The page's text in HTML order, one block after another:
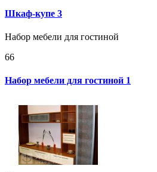
Шкаф-купе 3
Набор мебели для гостиной
66
Набор мебели для гостиной 1